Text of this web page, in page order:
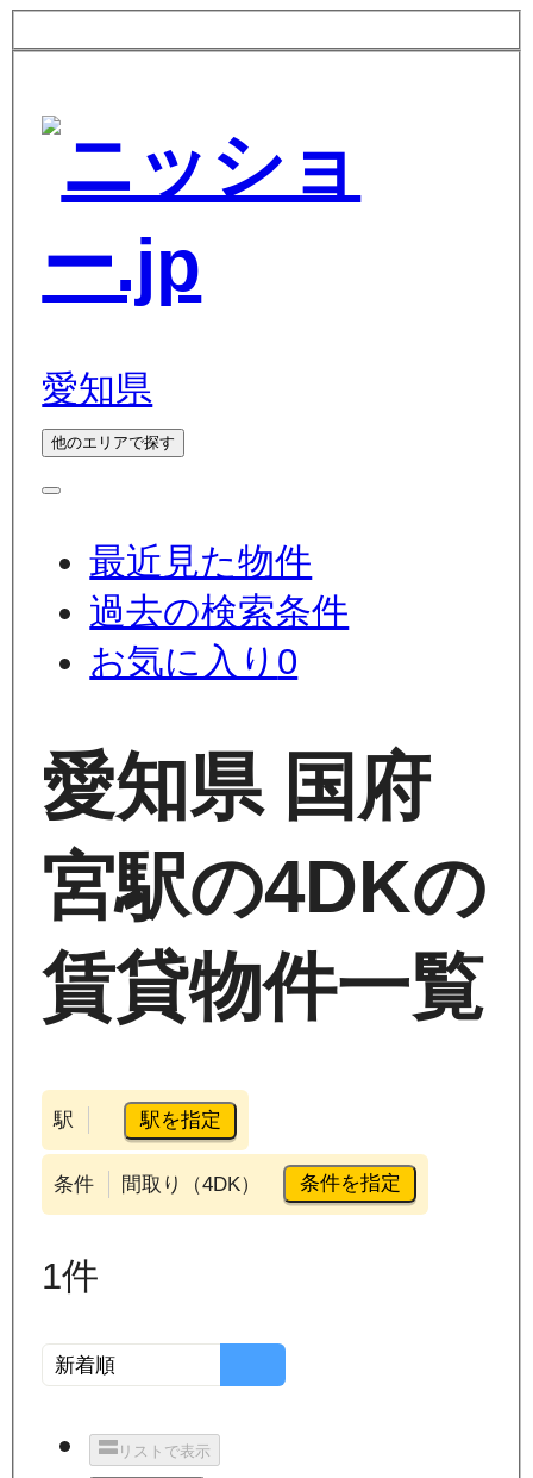
愛知県
他のエリアで探す
最近見た物件
過去の検索条件
お気に入り 0
愛知県 国府
宮駅の4DKの
賃貸物件一覧
駅 駅を指定
条件 間取り（4DK） 条件を指定
1件
リストで表示